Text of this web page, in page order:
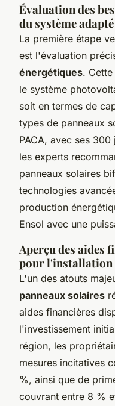
Évaluation des
du système adapté
La première étape
est l'évaluation
énergétiques.
le système
soit en termes de
types de panneaux
PACA, avec ses
les experts
panneaux solaires
technologies
production
Ensol avec une
Aperçu des aides
pour l'installation
L'un des atouts
panneaux solaires
aides financières
l'investissement
région, les
mesures incitatives
%, ainsi que de
couvrant entre 8 %